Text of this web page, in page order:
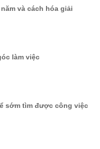
và cách hóa giải
làm việc
sớm tìm được công việc